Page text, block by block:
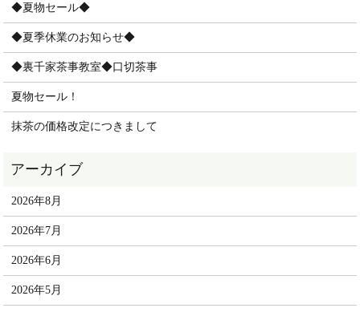
◆夏物セール◆
◆夏季休業のお知らせ◆
◆裏千家茶事教室◆口切茶事
夏物セール！
抹茶の価格改定につきまして
2026年8月
2026年7月
2026年6月
2026年5月